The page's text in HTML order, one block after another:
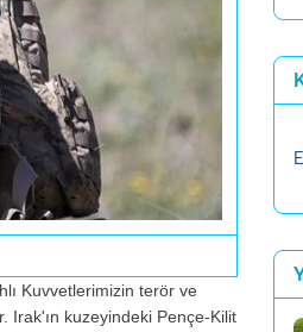
Kuvvetlerimizin terör ve
Irak'ın kuzeyindeki Pençe-Kilit